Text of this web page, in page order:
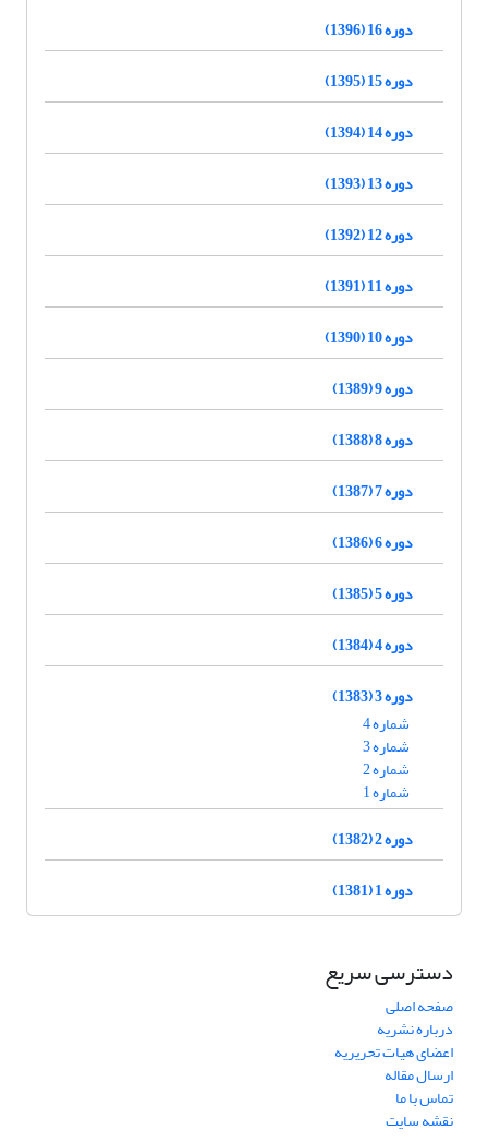
دوره 16 (1396)
دوره 15 (1395)
دوره 14 (1394)
دوره 13 (1393)
دوره 12 (1392)
دوره 11 (1391)
دوره 10 (1390)
دوره 9 (1389)
دوره 8 (1388)
دوره 7 (1387)
دوره 6 (1386)
دوره 5 (1385)
دوره 4 (1384)
دوره 3 (1383)
شماره 4
شماره 3
شماره 2
شماره 1
دوره 2 (1382)
دوره 1 (1381)
دسترسی سریع
صفحه اصلی
درباره نشریه
اعضای هیات تحریریه
ارسال مقاله
تماس با ما
نقشه سایت